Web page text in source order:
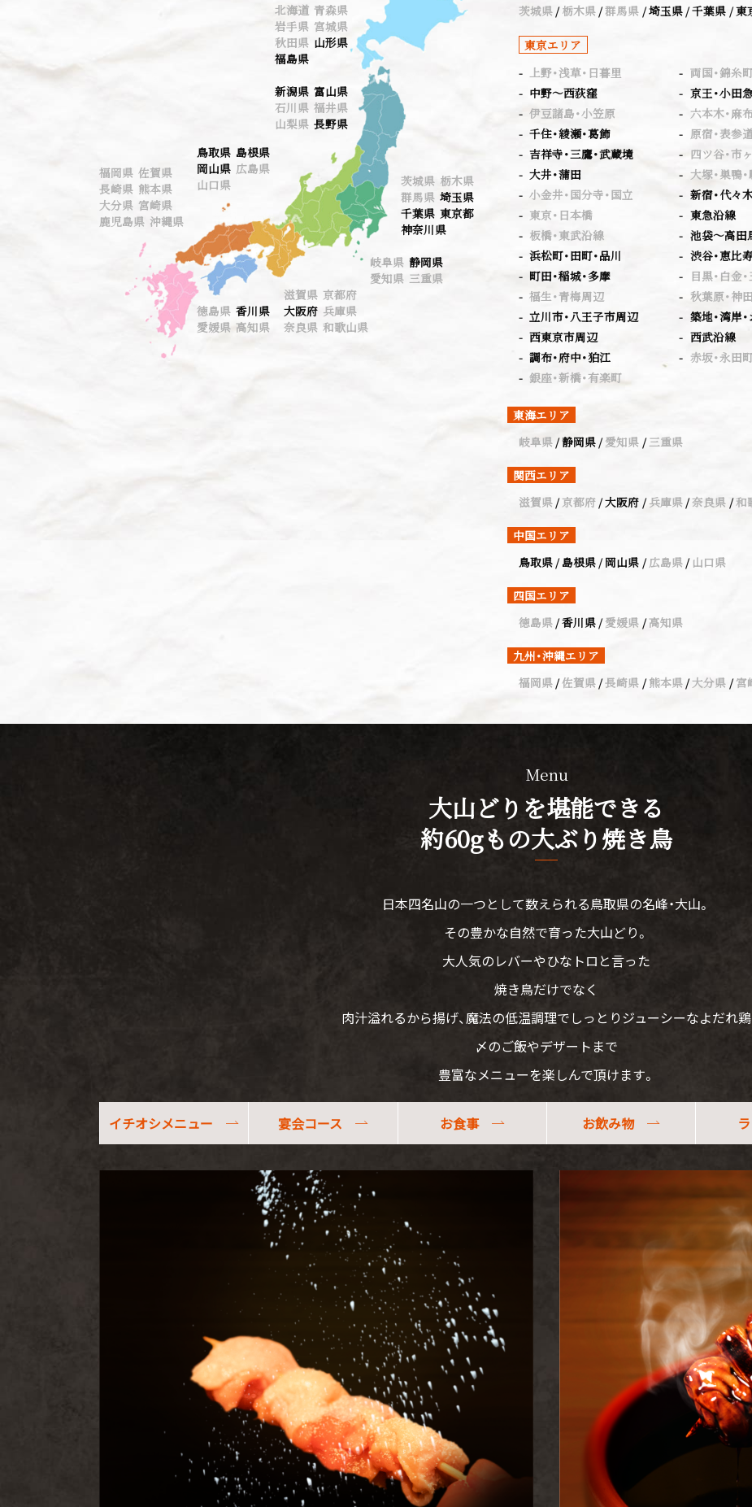
北海道 青森県
岩手県 宮城県
秋田県 山形県
福島県
新潟県 富山県
石川県 福井県
山梨県 長野県
茨城県 栃木県
群馬県埼玉県
千葉県 東京都
神奈川県
岐阜県 静岡県
愛知県 三重県
滋賀県 京都府
大阪府 兵庫県
奈良県 和歌山県
鳥取県 島根県
岡山県 広島県
山口県
徳島県 香川県
愛媛県 高知県
福岡県 佐賀県
長崎県 熊本県
大分県 宮崎県
鹿児島県 沖縄県
茨城県
栃木県 群馬県 埼玉県 千葉県 東
東京エリア
上野・浅草・日暮里
両国・錦糸
中野～西荻窪
京王・小田
伊豆諸島・小笠原
六本木・麻
千住・綾瀬・葛飾
原宿・表参
吉祥寺・三鷹・武蔵境
四ツ谷・市
大井・蒲田
大塚・巣鴨
小金井・国分寺・国立
新宿・代々
東京・日本橋
東急沿線
板橋・東武沿線
池袋～高田
浜松町・田町・品川
渋谷・恵比
町田・稲城・多摩
目黒・白金
福生・青梅周辺
秋葉原・神
立川市・八王子市周辺
築地・湾岸
西東京市周辺
西武沿線
調布・府中・狛江
赤坂・永田
銀座・新橋・有楽町
東海エリア
岐阜県 静岡県 愛知県 三重県
関西エリア
滋賀県 京都府 大阪府 兵庫県 奈良県 和
中国エリア
鳥取県
島根県 岡山県 広島県 山口県
四国エリア
徳島県 香川県 愛媛県 高知県
九州・沖縄エリア
福岡県 佐賀県 長崎県 熊本県 大分県 宮
Menu
大山どりを堪能できる
約60gもの大ぶり焼き鳥
日本四名山の一つとして数えられる鳥取県の名峰・大山。
その豊かな自然で育った大山どり。
大人気のレバーやひなトロと言った
焼き鳥だけでなく
肉汁溢れるから揚げ、魔法の低温調理でしっとりジューシーなよだれ鶏
〆のご飯やデザートまで
豊富なメニューを楽しんで頂けます。
イチオシメニュー 宴会コース お食事 お飲み物